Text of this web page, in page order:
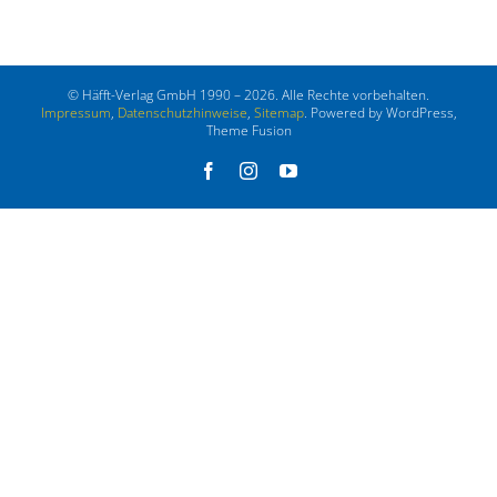
© Häfft-Verlag GmbH 1990 – 2026. Alle Rechte vorbehalten.
Impressum, Datenschutzhinweise, Sitemap. Powered by WordPress,
Theme Fusion
FacebookInstagramYouTube